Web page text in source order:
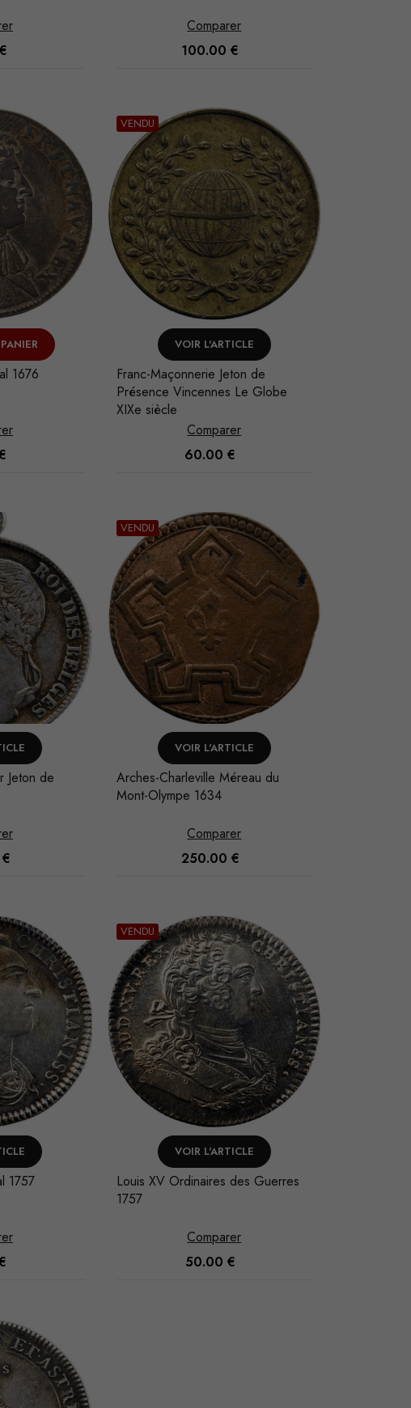
€
Comparer
100.00€
1676
VENDU
VOIR L'ARTICLE
Franc-Maçonnerie Jeton de
Présence Vincennes Le Globe
XIXe siècle
Comparer
60.00€
Jeton de
€
VENDU
VOIR L'ARTICLE
Arches-Charleville Méreau du
Mont-Olympe 1634
Comparer
250.00 €
1757
VENDU
VOIR L'ARTICLE
Louis XV Ordinaires des Guerres
1757
Comparer
50.00 €